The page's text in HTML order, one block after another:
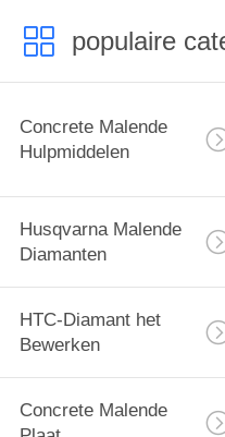
populaire
Concrete Malende
Hulpmiddelen
Husqvarna Malende
Diamanten
HTC-Diamant het
Bewerken
Concrete Malende